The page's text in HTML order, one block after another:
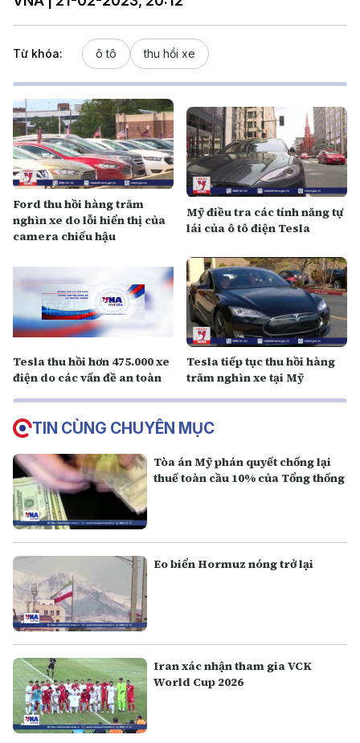
Từ khóa: ô tô thu hồi xe
Ford thu hồi hàng trăm
nghìn xe do lỗi hiển thị của
camera chiếu hậu
Mỹ điều tra các tính năng tự
lái của ô tô điện Tesla
Tesla thu hồi hơn 475.000 xe
điện do các vấn đề an toàn
Tesla tiếp tục thu hồi hàng
trăm nghìn xe tại Mỹ
TIN CÙNG CHUYÊN MỤC
Tòa án Mỹ phán quyết chống lại
thuế toàn cầu 10% của Tổng thống
Eo biển Hormuz nóng trở lại
Iran xác nhận tham gia VCK
World Cup 2026